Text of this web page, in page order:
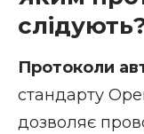
Протоколи
стандарту
дозволяє